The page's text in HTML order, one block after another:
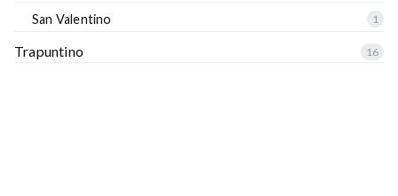
San Valentino 1
Trapuntino 16